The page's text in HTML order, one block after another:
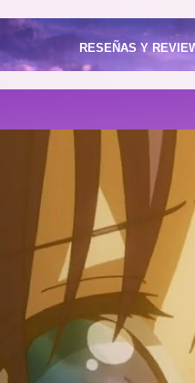
RESEÑAS Y